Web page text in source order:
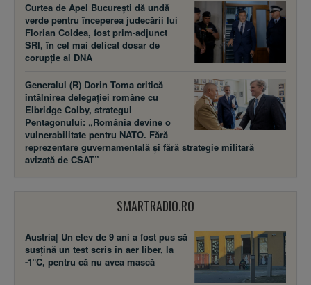
Curtea de Apel București dă undă
verde pentru începerea judecării lui
Florian Coldea, fost prim-adjunct
SRI, în cel mai delicat dosar de
corupție al DNA
Generalul (R) Dorin Toma critică
întâlnirea delegației române cu
Elbridge Colby, strategul
Pentagonului: „România devine o
vulnerabilitate pentru NATO. Fără
reprezentare guvernamentală și fără strategie militară
avizată de CSAT”
SMARTRADIO.RO
Austria| Un elev de 9 ani a fost pus să
susţină un test scris în aer liber, la
-1°C, pentru că nu avea mască